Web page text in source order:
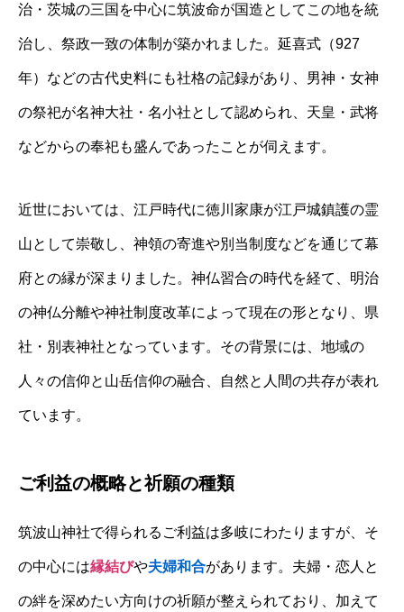
治・茨城の三国を中心に筑波命が国造としてこの地を統
治し、祭政一致の体制が築かれました。延喜式（927
年）などの古代史料にも社格の記録があり、男神・女神
の祭祀が名神大社・名小社として認められ、天皇・武将
などからの奉祀も盛んであったことが伺えます。
近世においては、江戸時代に徳川家康が江戸城鎮護の霊
山として崇敬し、神領の寄進や別当制度などを通じて幕
府との縁が深まりました。神仏習合の時代を経て、明治
の神仏分離や神社制度改革によって現在の形となり、県
社・別表神社となっています。その背景には、地域の
人々の信仰と山岳信仰の融合、自然と人間の共存が表れ
ています。
ご利益の概略と祈願の種類
筑波山神社で得られるご利益は多岐にわたりますが、そ
の中心には縁結びや夫婦和合があります。夫婦・恋人と
の絆を深めたい方向けの祈願が整えられており、加えて